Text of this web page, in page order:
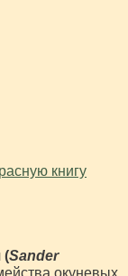
книгу
(Sander
окуневых